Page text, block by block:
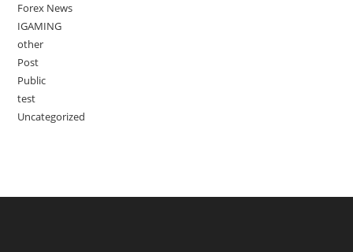
Forex News
IGAMING
other
Post
Public
test
Uncategorized